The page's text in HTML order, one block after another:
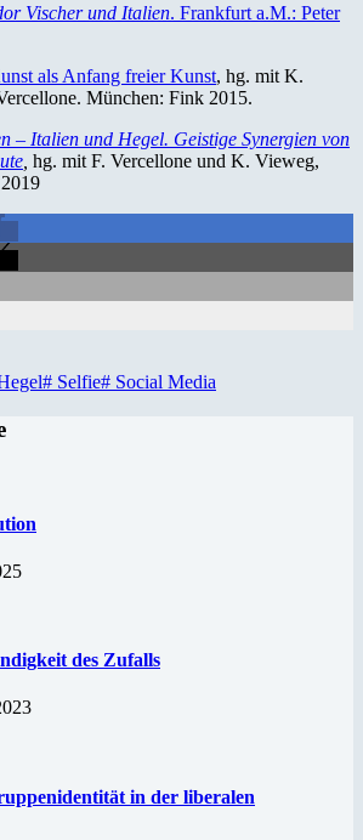
Vischer und Italien. Frankfurt a.M.: Peter
als Anfang freier Kunst, hg. mit K.
München: Fink 2015.
– Italien und Hegel. Geistige Synergien von
hg. mit F. Vercellone und K. Vieweg,
# Selfie# Social Media
des Zufalls
in der liberalen